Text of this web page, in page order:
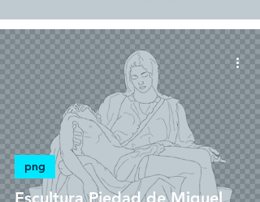
Escultura Piedad de Miguel
png